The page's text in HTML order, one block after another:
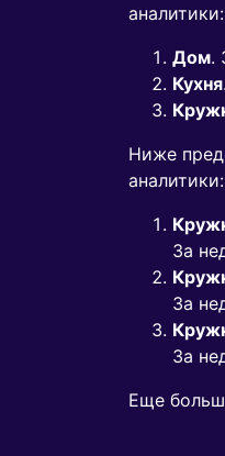
аналитики:
Дом.
Кухня
Ниже
аналитики:
За
За
За
Еще